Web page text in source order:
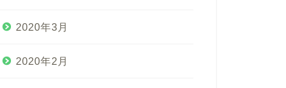
2020年3月
2020年2月